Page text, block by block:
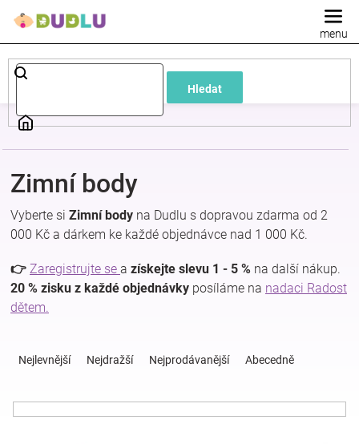
Hledat
Dětské
a
kojenecké
oblečení
Pokojíček
a
kojenecká
výbava
Hračky
Zimní body
Vyberte si Zimní body na Dudlu s dopravou zdarma od 2
000 Kč a dárkem ke každé objednávce nad 1 000 Kč.
👉 Zaregistrujte se a získejte slevu 1 - 5 % na další nákup.
20 % zisku z každé objednávky posíláme na nadaci Radost
dětem.
Nejlevnější Nejdražší Nejprodávanější Abecedně